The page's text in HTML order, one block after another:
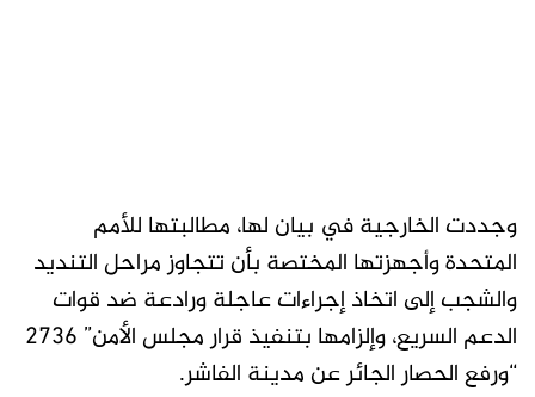
وجددت الخارجية في بيان لها، مطالبتها للأمم
المتحدة وأجهزتها المختصة بأن تتجاوز مراحل التنديد
والشجب إلى اتخاذ إجراءات عاجلة ورادعة ضد قوات
الدعم السريع، وإلزامها بتنفيذ قرار مجلس الأمن” 2736
“ورفع الحصار الجائر عن مدينة الفاشر.